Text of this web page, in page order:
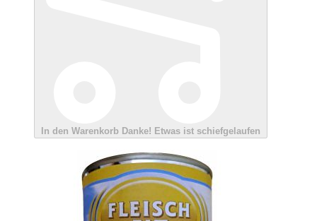
In den Warenkorb Danke! Etwas ist schiefgelaufen